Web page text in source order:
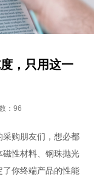
，只用这一
：96
购朋友们，想必都
性材料、钢珠抛光
你终端产品的性能